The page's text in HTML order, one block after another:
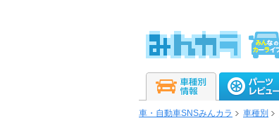
車・自動車SNSみんカラ 車種別